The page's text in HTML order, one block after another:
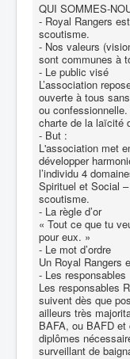
QUI SOMMES-
- Royal Rangers
scoutisme.
- Nos valeurs
sont communes à
- Le public visé
L’association
ouverte à tous
ou
charte de la laïcité
- But :
L'association met
développer
l’individu 4
Spirituel et Social
scoutisme.
- La règle d’or
« Tout ce que tu
pour eux. »
- Le mot d’ordre
Un Royal Rangers
- Les responsables
Les responsables
suivent dès que
ailleurs très
BAFA, ou BAFD
diplômes
surveillant de